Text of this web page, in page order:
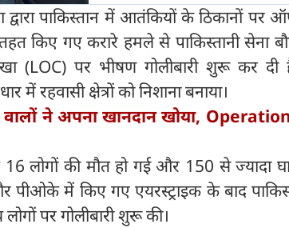
पाकिस्तान में आतंकियों के ठिकानों पर
किए गए करारे हमले से पाकिस्‍तानी सेना
(LOC) पर भीषण गोलीबारी शुरू कर दी
में रहवासी क्षेत्रों को निशाना बनाया।
वालों ने अपना खानदान खोया,
16 लोगों की मौत हो गई और 150 से ज्‍यादा
पीओके में किए गए एयरस्ट्राइक के बाद
पर गोलीबारी शुरू की।